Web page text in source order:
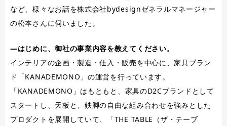
など、様々なお話を株式会社bydesignゼネラルマネージャー
の松本さんに伺いました。
―はじめに、御社の事業内容を教えてください。
インテリアの企画・製造・仕入・販売を中心に、家具ブラン
ド「KANADEMONO」の運営を行っています。
「KANADEMONO」はもともと、家具のD2Cブランドとして
スタートし、天板と、鉄脚の自由な組み合わせを強みとした
プロダクトを展開していて、「THE TABLE（ザ・テーブ